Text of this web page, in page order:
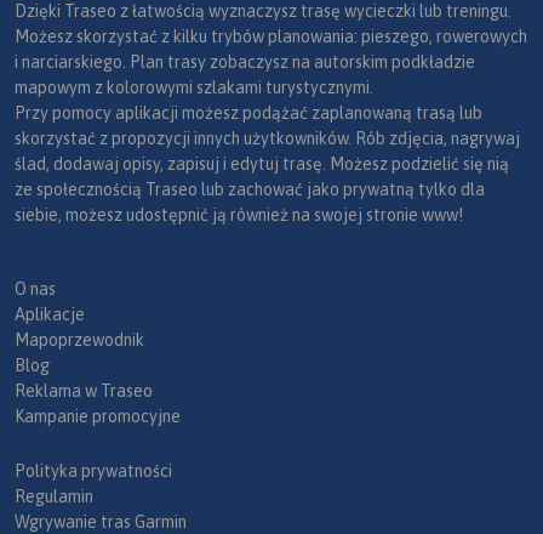
Dzięki Traseo z łatwością wyznaczysz trasę wycieczki lub treningu.
Możesz skorzystać z kilku trybów planowania: pieszego, rowerowych
i narciarskiego. Plan trasy zobaczysz na autorskim podkładzie
mapowym z kolorowymi szlakami turystycznymi.
Przy pomocy aplikacji możesz podążać zaplanowaną trasą lub
skorzystać z propozycji innych użytkowników. Rób zdjęcia, nagrywaj
ślad, dodawaj opisy, zapisuj i edytuj trasę. Możesz podzielić się nią
ze społecznością Traseo lub zachować jako prywatną tylko dla
siebie, możesz udostępnić ją również na swojej stronie www!
O nas
Aplikacje
Mapoprzewodnik
Blog
Reklama w Traseo
Kampanie promocyjne
Polityka prywatności
Regulamin
Wgrywanie tras Garmin